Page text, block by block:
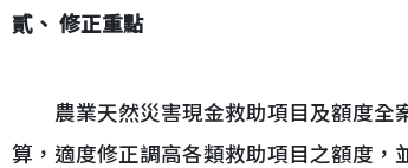
貳、 修正重點
農業天然災害現金救助項目及額度全
算，適度修正調高各類救助項目之額度，